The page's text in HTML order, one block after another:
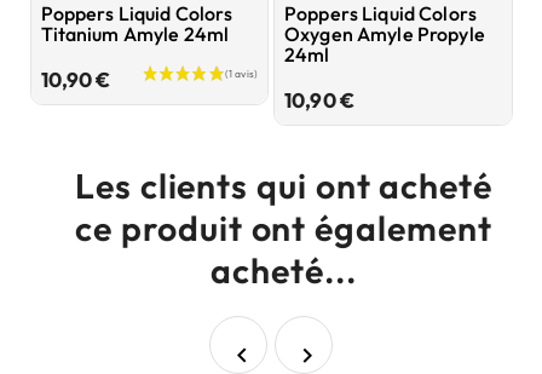
Poppers Liquid Colors
Titanium Amyle 24ml
10,90 €Prix
Poppers Liquid Colors
Oxygen Amyle Propyle
24ml
10,90 €Prix
Les clients qui ont acheté
ce produit ont également
acheté...
 